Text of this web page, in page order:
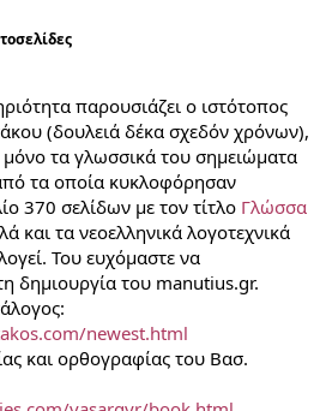
παρουσιάζει ο ιστότοπος
(δουλειά δέκα σχεδόν χρόνων),
μόνο τα γλωσσικά του σημειώματα
τα οποία κυκλοφόρησαν
370 σελίδων με τον τίτλο Γλώσσα
και τα νεοελληνικά λογοτεχνικά
Του ευχόμαστε να
δημιουργία του manutius.gr.
newest.html
και ορθογραφίας του Βασ.